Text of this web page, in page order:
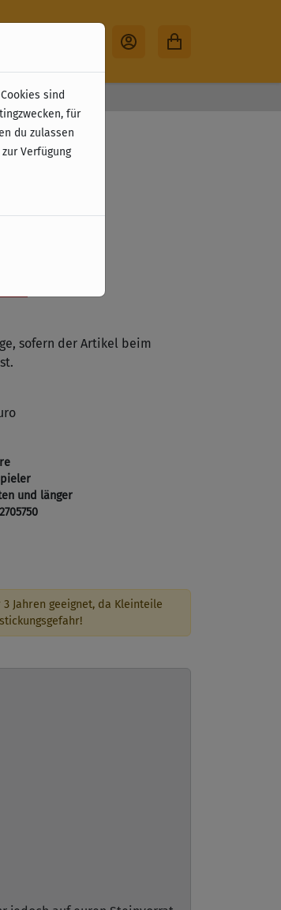
sofern der Artikel beim
und länger
Jahren geeignet, da Kleinteile
sind
für
du zulassen
Verfügung